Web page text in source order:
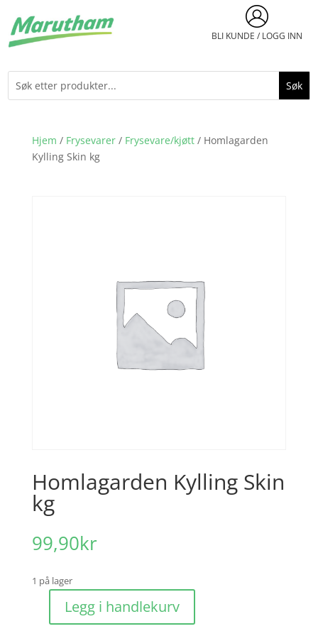
BLI KUNDE / LOGG INN
Hjem / Frysevarer/ Frysevare/kjøtt/ Homlagarden
Kylling Skin kg
Homlagarden Kylling Skin
kg
99,90kr
1 på lager
HomlagardenLegg i handlekurv